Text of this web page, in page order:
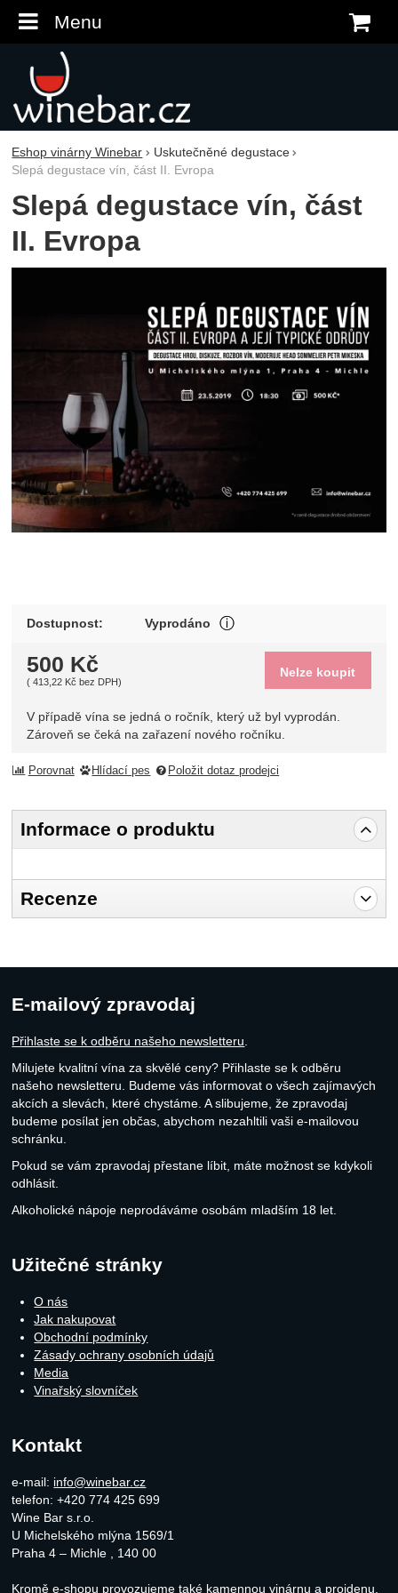
Menu
Eshop vinárny Winebar
Uskutečněné degustace
Slepá degustace vín, část II. Evropa
Slepá degustace vín, část
II. Evropa
Dostupnost: Vyprodáno
500 Kč
( 413,22 Kč bez DPH)
Nelze koupit
V případě vína se jedná o ročník, který už byl vyprodán.
Zároveň se čeká na zařazení nového ročníku.
Porovnat Hlídací pes Položit dotaz prodejci
Informace o produktu
Recenze
Nebyla přidána žádná recenze.
E-mailový zpravodaj
Přihlaste se k odběru našeho newsletteru
Milujete kvalitní vína za skvělé ceny? Přihlaste se k odběru
našeho newsletteru. Budeme vás informovat o všech zajímavých
akcích a slevách, které chystáme. A slibujeme, že zpravodaj
budeme posílat jen občas, abychom nezahltili vaši e-mailovou
schránku.
Pokud se vám zpravodaj přestane líbit, máte možnost se kdykoli
odhlásit.
Alkoholické nápoje neprodáváme osobám mladším 18 let.
Užitečné stránky
O nás
Jak nakupovat
Obchodní podmínky
Zásady ochrany osobních údajů
Media
Vinařský slovníček
Kontakt
e-mail: info@winebar.cz
telefon: +420 774 425 699
Wine Bar s.r.o.
U Michelského mlýna 1569/1
Praha 4 – Michle
140 00
Kromě e-shopu provozujeme také kamennou vinárnu a projdenu.